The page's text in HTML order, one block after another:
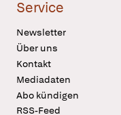
Service
Newsletter
Über uns
Kontakt
Mediadaten
Abo kündigen
RSS-Feed